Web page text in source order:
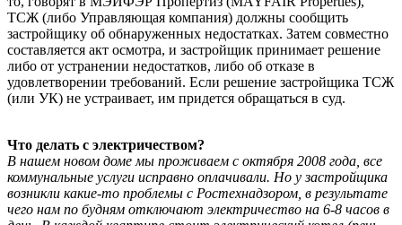
ТСЖ (либо Управляющая компания) должны сообщить
застройщику об обнаруженных недостатках. Затем совместно
составляется акт осмотра, и застройщик принимает решение
либо от устранении недостатков, либо об отказе в
удовлетворении требований. Если решение застройщика ТСЖ
(или УК) не устраивает, им придется обращаться в суд.
Что делать с электричеством?
В нашем новом доме мы проживаем с октября 2008 года, все
коммунальные услуги исправно оплачивали. Но у застройщика
возникли какие-то проблемы с Ростехнадзором, в результате
чего нам по будням отключают электричество на 6-8 часов в